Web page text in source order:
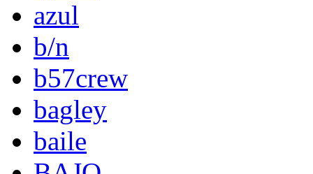
azul
b/n
b57crew
bagley
baile